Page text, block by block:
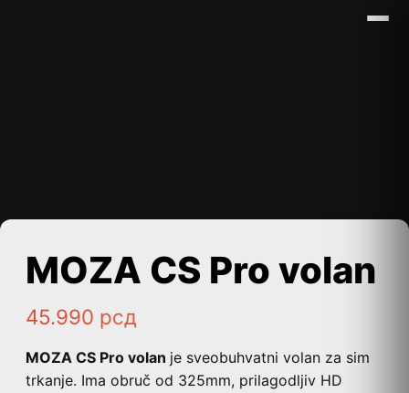
MOZA CS Pro volan
45.990 рсд
MOZA CS Pro volan je sveobuhvatni volan za sim
trkanje. Ima obruč od 325mm, prilagodljiv HD